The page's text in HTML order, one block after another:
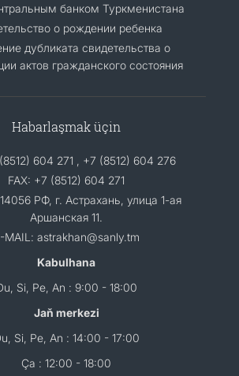
банком Туркменистана
о рождении ребенка
дубликата свидетельства о
актов гражданского состояния
Habarlaşmak üçin
604 271 , +7 (8512) 604 276
FAX: +7 (8512) 604 271
РФ, г. Астрахань, улица 1-ая
Аршанская 11.
MAIL: astrakhan@sanly.tm
Kabulhana
Si, Pe, An : 9:00 - 18:00
Jaň merkezi
Si, Pe, An : 14:00 - 17:00
Ça : 12:00 - 18:00